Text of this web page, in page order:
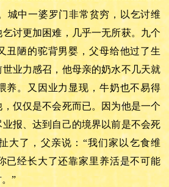
中一婆罗门非常贫穷，以乞讨维
讨更加困难，几乎一无所获。九个
丑陋的驼背男婴，父母给他过了生
业力感召，他母亲的奶水不几天就
养。又因业力显现，牛奶也不易得
仅仅是不会死而已。因为他是一个
报、达到自己的境界以前是不会死
大了，父亲说： “我们家以乞食维
已经长大了还靠家里养活是不可能
”